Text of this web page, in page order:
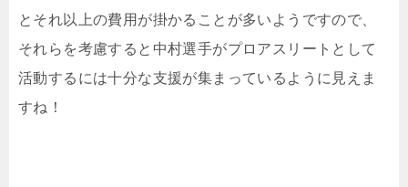
とそれ以上の費用が掛かることが多いようですので、
それらを考慮すると中村選手がプロアスリートとして
活動するには十分な支援が集まっているように見えま
すね！